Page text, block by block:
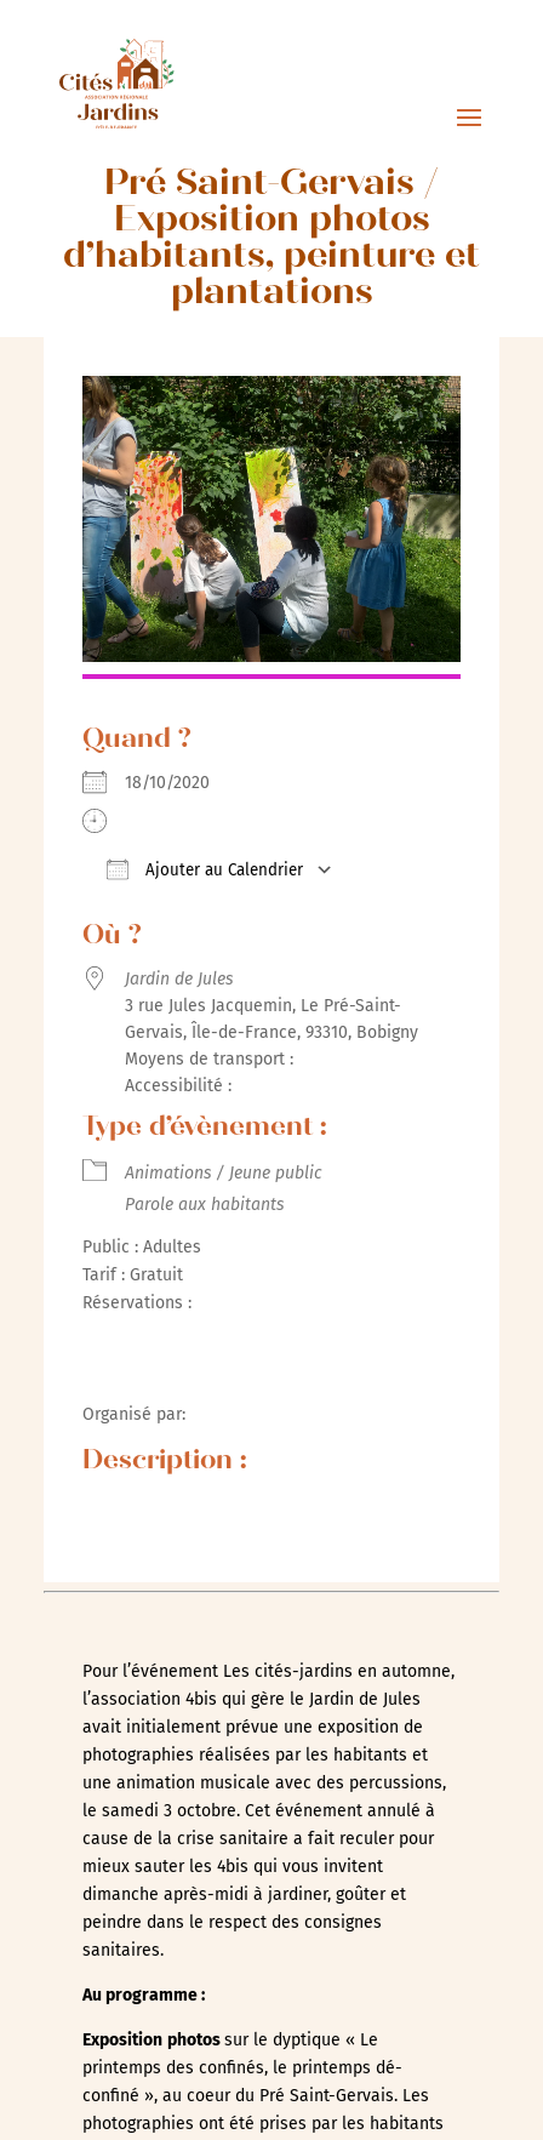
Pré Saint-Gervais /
Exposition photos
d’habitants, peinture et
plantations
Quand ?
18/10/2020
Ajouter au Calendrier
Où ?
Jardin de Jules
3 rue Jules Jacquemin, Le Pré-Saint-
Gervais, Île-de-France, 93310, Bobigny
Moyens de transport :
Accessibilité :
Type d’évènement :
Animations / Jeune public
Parole aux habitants
Public : Adultes
Tarif : Gratuit
Réservations :
Organisé par:
Description :
Pour l’événement Les cités-jardins en automne,
l’association 4bis qui gère le Jardin de Jules
avait initialement prévue une exposition de
photographies réalisées par les habitants et
une animation musicale avec des percussions,
le samedi 3 octobre. Cet événement annulé à
cause de la crise sanitaire a fait reculer pour
mieux sauter les 4bis qui vous invitent
dimanche après-midi à jardiner, goûter et
peindre dans le respect des consignes
sanitaires.
Au programme :
Exposition photossur le dyptique « Le
printemps des confinés, le printemps dé-
confiné », au coeur du Pré Saint-Gervais. Les
photographies ont été prises par les habitants